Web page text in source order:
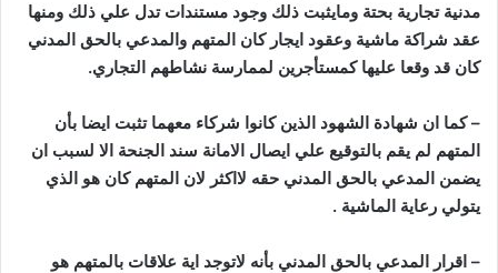
مدنية تجارية بحتة ومايثبت ذلك وجود مستندات تدل علي ذلك ومنها
عقد شراكة ماشية وعقود ايجار كان المتهم والمدعي بالحق المدني
كان قد وقعا عليها كمستأجرين لممارسة نشاطهم التجاري.
–كما ان شهادة الشهود الذين كانوا شركاء معهما تثبت ايضا بأن
المتهم لم يقم بالتوقيع علي ايصال الامانة سند الجنحة الا لسبب ان
يضمن المدعي بالحق المدني حقه لااكثر لان المتهم كان هو الذي
يتولي رعاية الماشية .
– اقرار المدعي بالحق المدني بأنه لاتوجد اية علاقات بالمتهم هو